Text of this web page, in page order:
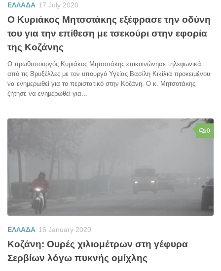
ΕΛΛΑΔΑ 17 July 2020
Ο Κυριάκος Μητσοτάκης εξέφρασε την οδύνη
του για την επίθεση με τσεκούρι στην εφορία
της Κοζάνης
Ο πρωθυπουργός Κυριάκος Μητσοτάκης επικοινώνησε τηλεφωνικά
από τις Βρυξέλλες με τον υπουργό Υγείας Βασίλη Κικίλια προκειμένου
να ενημερωθεί για το περιστατικό στην Κοζάνη. Ο κ. Μητσοτάκης
ζήτησε να ενημερωθεί για...
0
ΕΛΛΑΔΑ 16 January 2020
Κοζάνη: Ουρές χιλιομέτρων στη γέφυρα
Σερβίων λόγω πυκνής ομίχλης